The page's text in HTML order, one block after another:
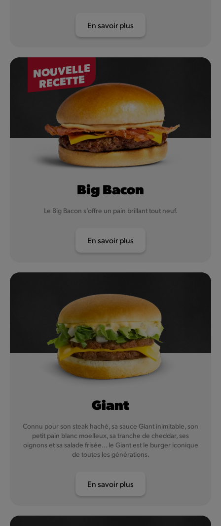
En savoir plus
NOUVELLE
RECETTE
Big Bacon
Le Big Bacon s’offre un pain brillant tout neuf.
En savoir plus
Giant
Connu pour son steak haché, sa sauce Giant inimitable, son
petit pain blanc moelleux, sa tranche de cheddar, ses
oignons et sa salade frisée... le Giant est le burger iconique
de toutes les générations.
En savoir plus